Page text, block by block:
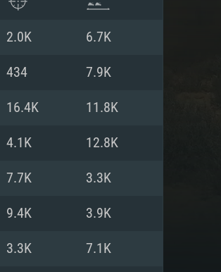
2.0K 6.7K
434 7.9K
16.4K 11.8K
4.1K 12.8K
7.7K 3.3K
9.4K 3.9K
3.3K 7.1K